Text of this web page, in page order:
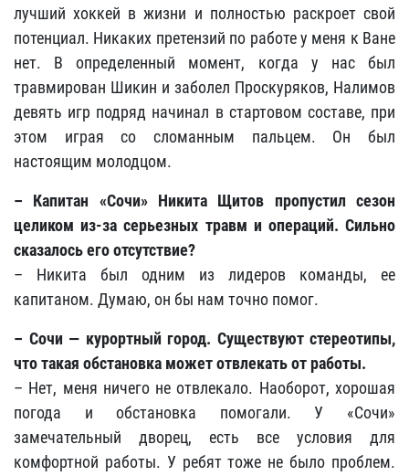
лучший хоккей в жизни и полностью раскроет свой
потенциал. Никаких претензий по работе у меня к Ване
нет. В определенный момент, когда у нас был
травмирован Шикин и заболел Проскуряков, Налимов
девять игр подряд начинал в стартовом составе, при
этом играя со сломанным пальцем. Он был
настоящим молодцом.
– Капитан «Сочи» Никита Щитов пропустил сезон
целиком из-за серьезных травм и операций. Сильно
сказалось его отсутствие?
– Никита был одним из лидеров команды, ее
капитаном. Думаю, он бы нам точно помог.
– Сочи — курортный город. Существуют стереотипы,
что такая обстановка может отвлекать от работы.
– Нет, меня ничего не отвлекало. Наоборот, хорошая
погода и обстановка помогали. У «Сочи»
замечательный дворец, есть все условия для
комфортной работы. У ребят тоже не было проблем.